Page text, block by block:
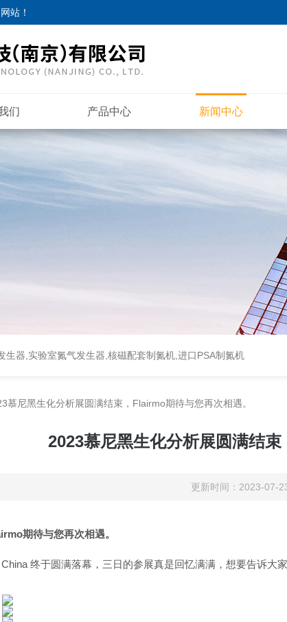
站 ！
们 产品中心 新闻中心
生器,实验室氮气发生器,核磁配套制氮机,进口PSA制氮机
慕尼黑生化分析展圆满结束，Flairmo期待与您再次相遇。
2023慕尼黑生化分析展圆满结
更新时间：2023-
期待与您再次相遇。
终于圆满落幕， 三日的参展真是回忆满满，想要告诉大